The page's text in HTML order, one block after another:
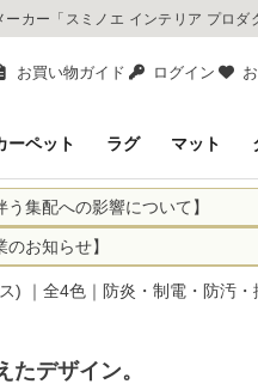
カー「スミノエ インテリア プロダ
お買い物ガイド ログイン
ーペット ラグ マット
う集配への影響について】
深く哀悼の意を表しますととも
、現在、一部地域を発着する
のお知らせ】
間を休業とさせて頂きます。
｜全4色｜防炎・制電・防汚
デザイン。